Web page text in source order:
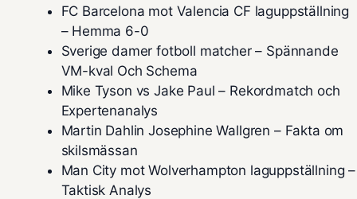
FC Barcelona mot Valencia CF laguppställning
– Hemma 6-0
Sverige damer fotboll matcher – Spännande
VM-kval Och Schema
Mike Tyson vs Jake Paul – Rekordmatch och
Expertenanalys
Martin Dahlin Josephine Wallgren – Fakta om
skilsmässan
Man City mot Wolverhampton laguppställning –
Taktisk Analys